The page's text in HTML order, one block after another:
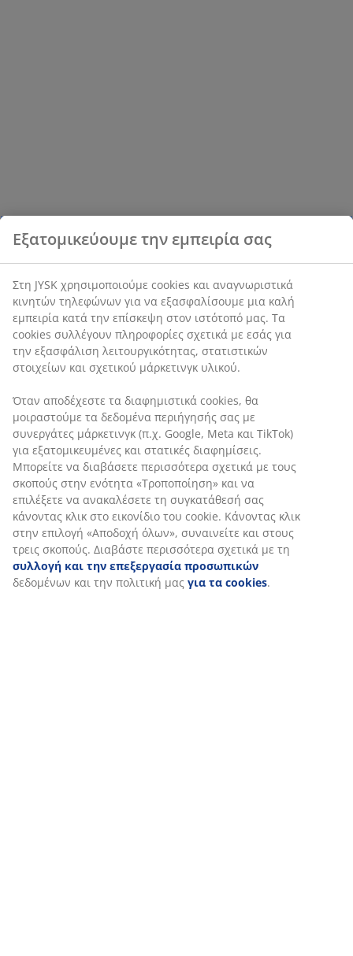
Εξατομικεύουμε την εμπειρία σας
Στη JYSK χρησιμοποιούμε cookies και αναγνωριστικά
κινητών τηλεφώνων για να εξασφαλίσουμε μια καλή
εμπειρία κατά την επίσκεψη στον ιστότοπό μας. Τα
cookies συλλέγουν πληροφορίες σχετικά με εσάς για
την εξασφάλιση λειτουργικότητας, στατιστικών
στοιχείων και σχετικού μάρκετινγκ υλικού.
Όταν αποδέχεστε τα διαφημιστικά cookies, θα
μοιραστούμε τα δεδομένα περιήγησής σας με
συνεργάτες μάρκετινγκ (π.χ. Google, Meta και TikTok)
για εξατομικευμένες και στατικές διαφημίσεις.
Μπορείτε να διαβάσετε περισσότερα σχετικά με τους
σκοπούς στην ενότητα «Τροποποίηση» και να
επιλέξετε να ανακαλέσετε τη συγκατάθεσή σας
κάνοντας κλικ στο εικονίδιο του cookie. Κάνοντας κλικ
στην επιλογή «Αποδοχή όλων», συναινείτε και στους
τρεις σκοπούς. Διαβάστε περισσότερα σχετικά με τη
συλλογή και την επεξεργασία προσωπικών
δεδομένων και την πολιτική μας για τα cookies.